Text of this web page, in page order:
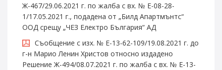
Ж-467/29.06.2021 г. по жалба с вх. № Е-08-28-
1/17.05.2021 г., подадена от „Билд Апартмънтс“
ООД срещу „ЧЕЗ Електро България“ АД
Съобщение с изх. № Е-13-62-109/19.08.2021 г. до
г-н Марио Ленин Христов относно издадено
Решение Ж-494/08.07.2021 г. по жалба с вх. № Е-13-